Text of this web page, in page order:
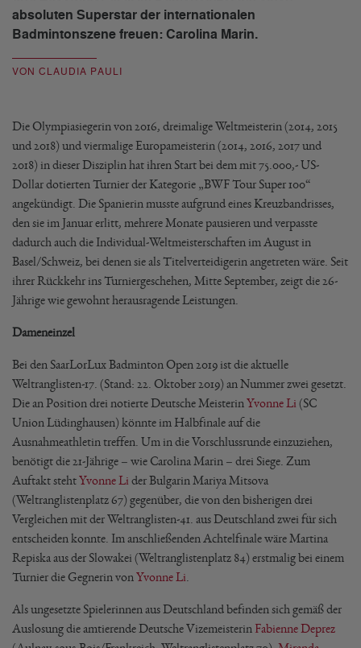
absoluten Superstar der internationalen
Badmintonszene freuen: Carolina Marin.
VON CLAUDIA PAULI
Die Olympiasiegerin von 2016, dreimalige Weltmeisterin (2014, 2015
und 2018) und viermalige Europameisterin (2014, 2016, 2017 und
2018) in dieser Disziplin hat ihren Start bei dem mit 75.000,- US-
Dollar dotierten Turnier der Kategorie „BWF Tour Super 100“
angekündigt. Die Spanierin musste aufgrund eines Kreuzbandrisses,
den sie im Januar erlitt, mehrere Monate pausieren und verpasste
dadurch auch die Individual-Weltmeisterschaften im August in
Basel/Schweiz, bei denen sie als Titelverteidigerin angetreten wäre. Seit
ihrer Rückkehr ins Turniergeschehen, Mitte September, zeigt die 26-
Jährige wie gewohnt herausragende Leistungen.
Dameneinzel
Bei den SaarLorLux Badminton Open 2019 ist die aktuelle
Weltranglisten-17. (Stand: 22. Oktober 2019) an Nummer zwei gesetzt.
Die an Position drei notierte Deutsche Meisterin Yvonne Li (SC
Union Lüdinghausen) könnte im Halbfinale auf die
Ausnahmeathletin treffen. Um in die Vorschlussrunde einzuziehen,
benötigt die 21-Jährige – wie Carolina Marin – drei Siege. Zum
Auftakt stehtYvonne Li der Bulgarin Mariya Mitsova
(Weltranglistenplatz 67) gegenüber, die von den bisherigen drei
Vergleichen mit der Weltranglisten-41. aus Deutschland zwei für sich
entscheiden konnte. Im anschließenden Achtelfinale wäre Martina
Repiska aus der Slowakei (Weltranglistenplatz 84) erstmalig bei einem
Turnier die Gegnerin von Yvonne Li
Als ungesetzte Spielerinnen aus Deutschland befinden sich gemäß der
Auslosung die amtierende Deutsche Vizemeisterin Fabienne Deprez